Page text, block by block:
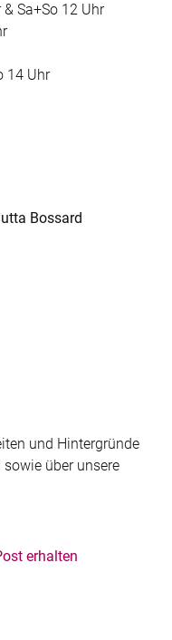
Sa+So 12 Uhr
14 Uhr
Bossard
und Hintergründe
über unsere
erhalten